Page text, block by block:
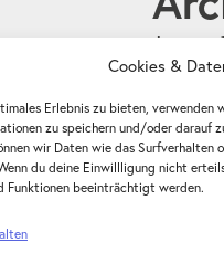
Cookies &
Erlebnis zu bieten, verwenden
zu speichern und/oder darauf
wir Daten wie das Surfverhalten
du deine Einwillligung nicht
Funktionen beeinträchtigt werden.
August
Juni
Mai